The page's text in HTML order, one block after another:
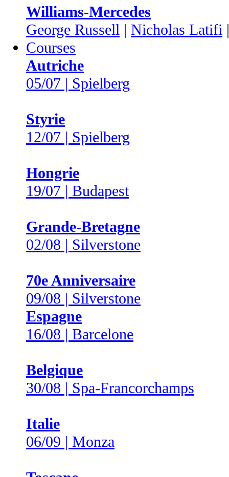
Williams-Mercedes
George Russell | Nicholas Latifi
Courses
Autriche
05/07 | Spielberg
Styrie
12/07 | Spielberg
Hongrie
19/07 | Budapest
Grande-Bretagne
02/08 | Silverstone
70e Anniversaire
09/08 | Silverstone
Espagne
16/08 | Barcelone
Belgique
30/08 | Spa-Francorchamps
Italie
06/09 | Monza